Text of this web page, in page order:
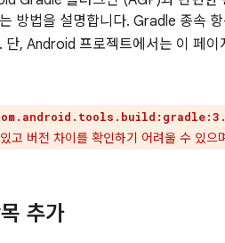
방법을 설명합니다. Gradle 종속
단, Android 프로젝트에서는 이 페이
고 버전 차이를 확인하기 어려울 수 있으
추가